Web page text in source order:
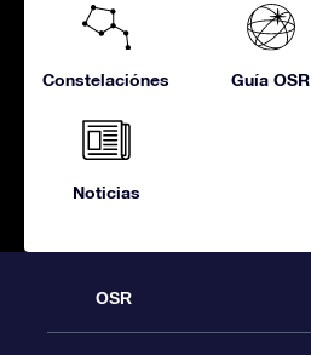
Constelaciónes Guía OSR
Noticias
OSR